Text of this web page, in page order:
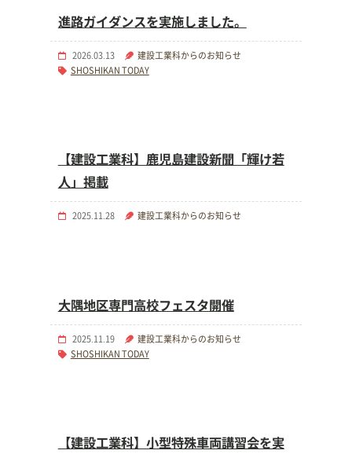
進路ガイダンスを実施しました。
2026.03.13
建設工業科からのお知らせ
SHOSHIKAN TODAY
【建設工業科】鹿児島建設新聞「輝け若
人」掲載
2025.11.28 建設工業科からのお知らせ
大隅地区専門高校フェスタ開催
2025.11.19
建設工業科からのお知らせ
SHOSHIKAN TODAY
【建設工業科】小型特殊車両講習会を実